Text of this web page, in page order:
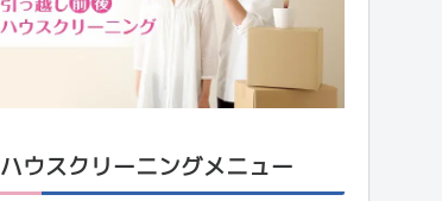
ハウスクリーニングメニュー